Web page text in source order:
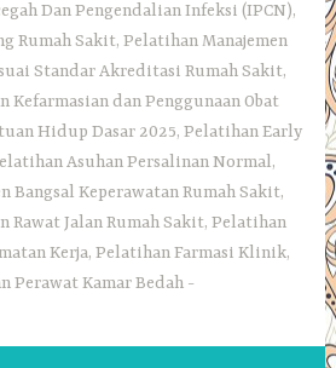
Dan Pengendalian Infeksi (IPCN),
Rumah Sakit, Pelatihan Manajemen
Standar Akreditasi Rumah Sakit,
Kefarmasian dan Penggunaan Obat
Hidup Dasar 2025, Pelatihan Early
Asuhan Persalinan Normal,
Bangsal Keperawatan Rumah Sakit,
Rawat Jalan Rumah Sakit, Pelatihan
Kerja, Pelatihan Farmasi Klinik,
Perawat Kamar Bedah